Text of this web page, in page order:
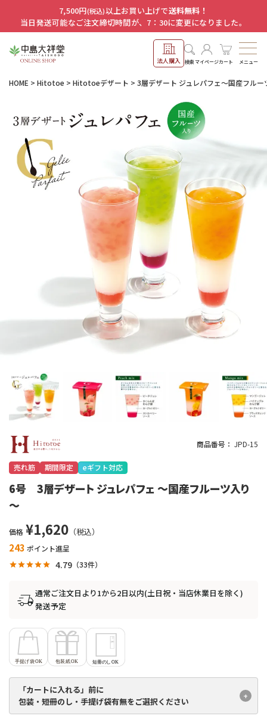
7,500円(税込)以上お買い上げで送料無料！
当日発送可能なご注文締切時間が、7：30に変更になりました。
法人購入 検索マイページカート メニュー
HOME Hitotoe Hitotoeデザート 3層デザート ジュレパフェ～国産フルー
商品番号 JPD-15
売れ筋 期間限定 eギフト対応
6号 3層デザート ジュレパフェ ～国産フルーツ入り
～
価格 ¥1,620
243 ポイント進呈
4.79 33
通常ご注文日より1から2日以内(土日祝・当店休業日を除く)
発送予定
「カートに入れる」前に
包装・短冊のし・手提げ袋有無をご選択ください